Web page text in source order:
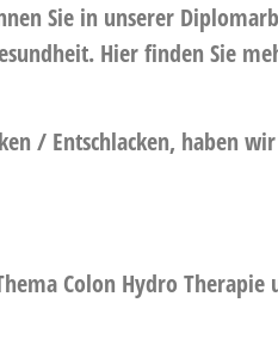
Sie in unserer
Hier finden Sie
/ Entschlacken, haben
Colon Hydro Therapie